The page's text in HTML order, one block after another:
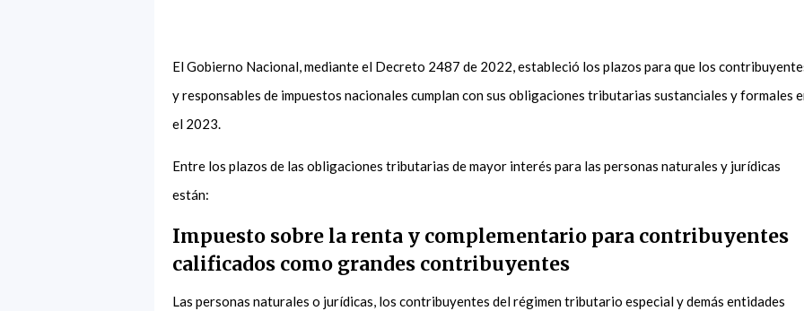
El Gobierno Nacional, mediante el Decreto 2487 de 2022, estableció los plazos para que los
y responsables de impuestos nacionales cumplan con sus obligaciones tributarias sustanciales y formales
el 2023.
Entre los plazos de las obligaciones tributarias de mayor interés para las personas naturales y jurídicas
están:
Impuesto sobre la renta y complementario para contribuyentes
calificados como grandes contribuyentes
Las personas naturales o jurídicas, los contribuyentes del régimen tributario especial y demás entidades